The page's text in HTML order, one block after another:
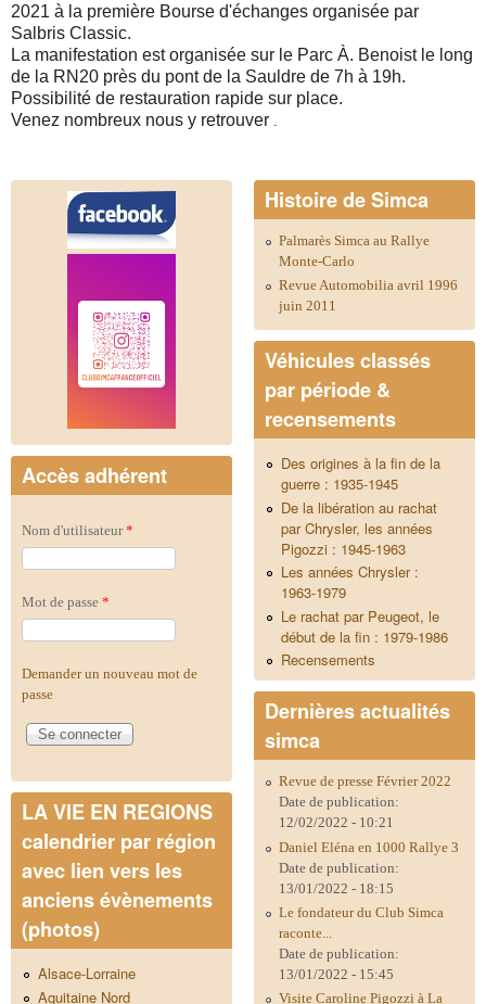
2021 à la première Bourse d'échanges organisée par
Salbris Classic.
La manifestation est organisée sur le Parc À. Benoist le long
de la RN20 près du pont de la Sauldre de 7h à 19h.
Possibilité de restauration rapide sur place.
Venez nombreux nous y retrouver
Accès adhérent
Nom d'utilisateur*
Mot de passe *
Demander un nouveau mot de
passe
LA VIE EN REGIONS
calendrier par région
avec lien vers les
anciens évènements
(photos)
Alsace-Lorraine
Aquitaine Nord
Histoire de Simca
Palmarès Simca au Rallye
Monte-Carlo
Revue Automobilia avril 1996
juin 2011
Véhicules classés
par période &
recensements
Des origines à la fin de la
guerre : 1935-1945
De la libération au rachat
par Chrysler, les années
Pigozzi : 1945-1963
Les années Chrysler :
1963-1979
Le rachat par Peugeot, le
début de la fin : 1979-1986
Recensements
Dernières actualités
simca
Revue de presse Février 2022
Date de publication:
12/02/2022 - 10:21
Daniel Eléna en 1000 Rallye 3
Date de publication:
13/01/2022 - 18:15
Le fondateur du Club Simca
raconte...
Date de publication:
13/01/2022 - 15:45
Visite Caroline Pigozzi à La